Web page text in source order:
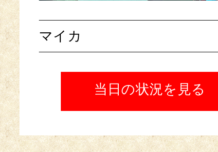
マイカ
当日の状況を見る